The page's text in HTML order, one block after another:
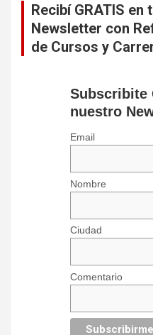
Recibí GRATIS en
Newsletter con
de Cursos y
Subscribite
nuestro
Email
Nombre
Ciudad
Comentario